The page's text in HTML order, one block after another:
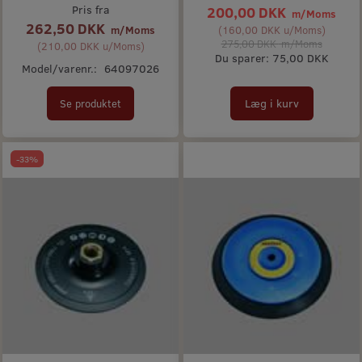
Pris fra
262,50 DKK m/Moms
(210,00 DKK u/Moms)
Model/varenr.: 64097026
Se produktet
200,00 DKK m/Moms
(160,00 DKK u/Moms)
275,00 DKKm/Moms
Du sparer: 75,00 DKK
Læg i kurv
-33%